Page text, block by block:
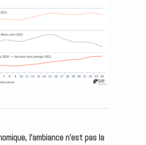
l’ambiance n’est pas la